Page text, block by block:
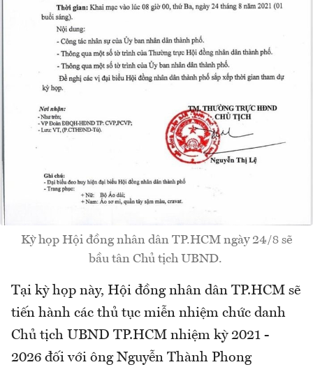
Kỳ họp Hội đồng nhân dân TP.HCM ngày 24/8 sẽ
bầu tân Chủ tịch UBND.
Tại kỳ họp này, Hội đồng nhân dân TP.HCM sẽ
tiến hành các thủ tục miễn nhiệm chức danh
Chủ tịch UBND TP.HCM nhiệm kỳ 2021 -
2026 đối với ông Nguyễn Thành Phong